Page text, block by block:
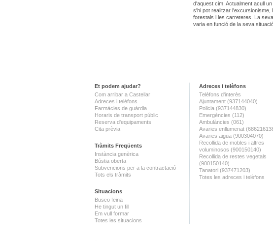
d'aquest cim. Actualment acull
s'hi pot realitzar l'excursionisme,
forestals i les carreteres. La
varia en funció de la seva
Et podem ajudar?
Com arribar a Castellar
Adreces i telèfons
Farmàcies de guàrdia
Horaris de transport públic
Reserva d'equipaments
Cita prèvia
Tràmits Freqüents
Instància genèrica
Bústia oberta
Subvencions per a la contractació
Tots els tràmits
Situacions
Busco feina
He tingut un fill
Em vull formar
Totes les situacions
Adreces i telèfons
Telèfons d'interès
Ajuntament (937144040)
Policia (937144830)
Emergències (112)
Ambulàncies (061)
Avaries enllumenat
Avaries aigua (900304070)
Recollida de mobles i altres
voluminosos (900150140)
Recollida de restes vegetals
(900150140)
Tanatori (937471203)
Totes les adreces i telèfons